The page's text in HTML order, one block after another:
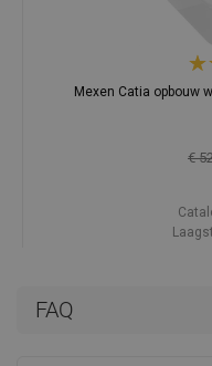
FAQ
Mexen Catia opbouw
€